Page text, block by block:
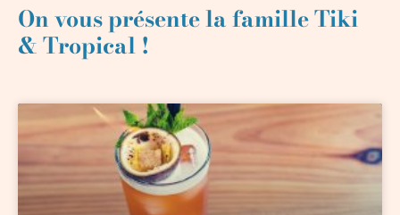
On vous présente la famille Tiki
& Tropical !